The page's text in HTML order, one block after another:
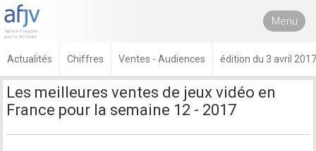
Menu
Actualités Chiffres Ventes - Audiences édition du 3 avril 2017
Les meilleures ventes de jeux vidéo en
France pour la semaine 12 - 2017